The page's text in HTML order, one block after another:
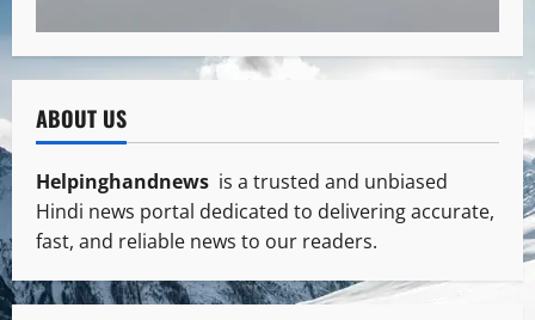
ABOUT US
Helpinghandnews is a trusted and unbiased
Hindi news portal dedicated to delivering accurate,
fast, and reliable news to our readers.